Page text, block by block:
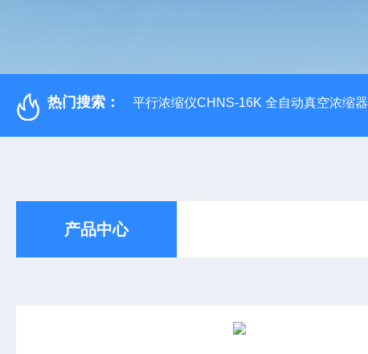
热门搜索： 平行浓缩仪CHNS-16K 全自动真空浓缩器
产品中心